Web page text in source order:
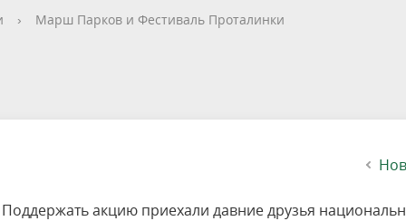
Направления деятельности
после посещения
территории Платные услуги
на озере Зоны для парусного спорта
Коллекции
мероприятий Конкурсы и акции
Газета «Переславские родники»
с бизнесом Партнерские инициативы
Проекты
Сводные данные по
Интерактивная карта
виды Биоразнообразие
Интерактивная карта
Категории путешественников
Жилой дом
› Марш Парков и Фестиваль Проталинки
Поддержать акцию приехали давние друзья